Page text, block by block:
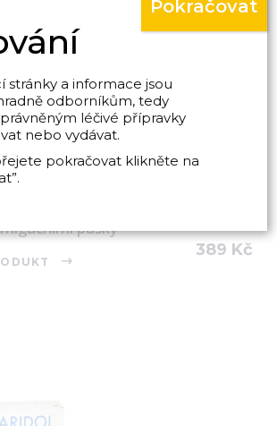
pásky
389 Kč
stránky a informace jsou
odborníkům, tedy
léčivé přípravky
nebo vydávat.
pokračovat klikněte na
Pokračovat